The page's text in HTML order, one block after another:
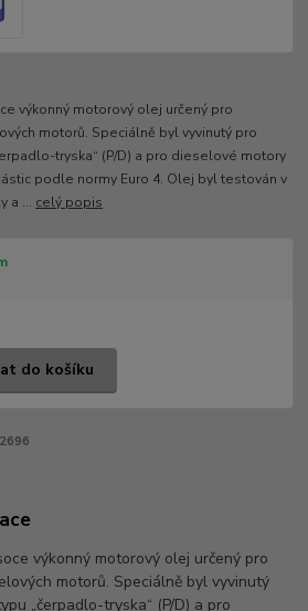
výkonný motorový olej určený pro
motorů. Speciálně byl vyvinutý pro
tryska“ (P/D) a pro dieselové motory
podle normy Euro 4. Olej byl testován v
a ... celý popis
do košíku
2696
výkonný motorový olej určený pro
motorů. Speciálně byl vyvinutý
„čerpadlo-tryska“ (P/D) a pro